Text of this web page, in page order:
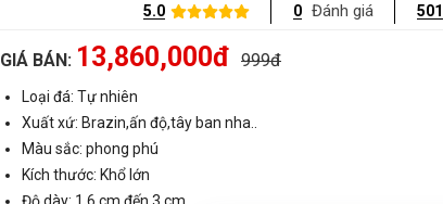
5.0 0 Đánh giá 501
GIÁ BÁN: 13,860,000đ 999đ
Loại đá: Tự nhiên
Xuất xứ: Brazin,ấn độ,tây ban nha..
Màu sắc: phong phú
Kích thước: Khổ lớn